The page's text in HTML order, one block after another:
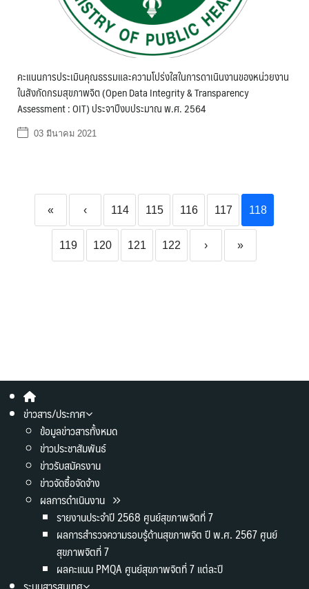
คะแนนการประเมินคุณธรรมและความโปร่งใสในการดาเนินงานของหน่วยงาน
ในสังกัดกรมสุขภาพจิต (Open Data Integrity & Transparency
Assessment : OIT) ประจาปีงบประมาณ พ.ศ. 2564
03 มีนาคม 2021
« ‹ 114 115 116 117 118
119 120 121 122 › »
ข่าวสาร/ประกาศ
ข้อมูลข่าวสารทั้งหมด
ข่าวประชาสัมพันธ์
ข่าวรับสมัครงาน
ข่าวจัดซื้อจัดจ้าง
ผลการดำเนินงาน
รายงานประจำปี 2568 ศูนย์สุขภาพจิตที่ 7
ผลการสำรวจความรอบรู้ด้านสุขภาพจิต ปี พ.ศ. 2567 ศูนย์
สุขภาพจิตที่ 7
ผลคะแนน PMQA ศูนย์สุขภาพจิตที่ 7 แต่ละปี